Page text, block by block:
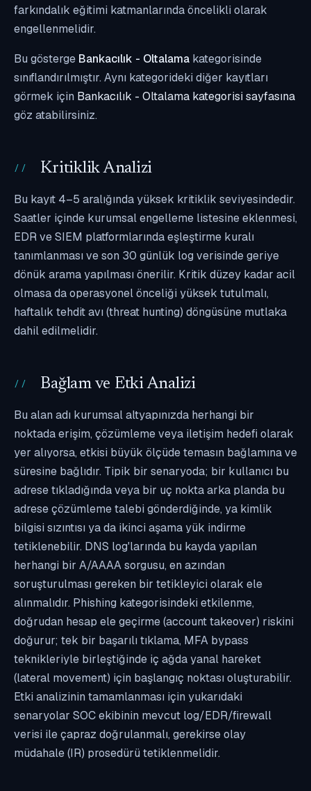
farkındalık eğitimi katmanlarında öncelikli olarak
engellenmelidir.
Bu gösterge Bankacılık - Oltalama kategorisinde
sınıflandırılmıştır. Aynı kategorideki diğer kayıtları
görmek için Bankacılık - Oltalama kategorisi sayfasına
göz atabilirsiniz.
Kritiklik Analizi
Bu kayıt 4–5 aralığında yüksek kritiklik seviyesindedir.
Saatler içinde kurumsal engelleme listesine eklenmesi,
EDR ve SIEM platformlarında eşleştirme kuralı
tanımlanması ve son 30 günlük log verisinde geriye
dönük arama yapılması önerilir. Kritik düzey kadar acil
olmasa da operasyonel önceliği yüksek tutulmalı,
haftalık tehdit avı (threat hunting) döngüsüne mutlaka
dahil edilmelidir.
Bağlam ve Etki Analizi
Bu alan adı kurumsal altyapınızda herhangi bir
noktada erişim, çözümleme veya iletişim hedefi olarak
yer alıyorsa, etkisi büyük ölçüde temasın bağlamına ve
süresine bağlıdır. Tipik bir senaryoda; bir kullanıcı bu
adrese tıkladığında veya bir uç nokta arka planda bu
adrese çözümleme talebi gönderdiğinde, ya kimlik
bilgisi sızıntısı ya da ikinci aşama yük indirme
tetiklenebilir. DNS log'larında bu kayda yapılan
herhangi bir A/AAAA sorgusu, en azından
soruşturulması gereken bir tetikleyici olarak ele
alınmalıdır. Phishing kategorisindeki etkilenme,
doğrudan hesap ele geçirme (account takeover) riskini
doğurur; tek bir başarılı tıklama, MFA bypass
teknikleriyle birleştiğinde iç ağda yanal hareket
(lateral movement) için başlangıç noktası oluşturabilir.
Etki analizinin tamamlanması için yukarıdaki
senaryolar SOC ekibinin mevcut log/EDR/firewall
verisi ile çapraz doğrulanmalı, gerekirse olay
müdahale (IR) prosedürü tetiklenmelidir.